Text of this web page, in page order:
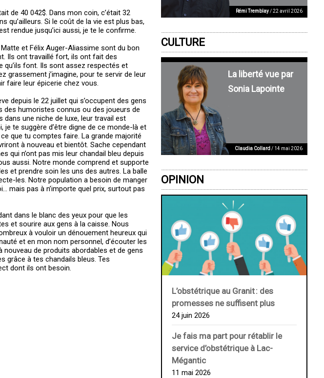
de 40 042$. Dans mon coin, c’était 32
qu’ailleurs. Si le coût de la vie est plus bas,
rendue jusqu’ici aussi, je te le confirme.
et Félix Auger-Aliassime sont du bon
Ils ont travaillé fort, ils ont fait des
qu’ils font. Ils sont assez respectés et
grassement j’imagine, pour te servir de leur
faire leur épicerie chez vous.
depuis le 22 juillet qui s’occupent des gens
des humoristes connus ou des joueurs de
dans une niche de luxe, leur travail est
te suggère d’être digne de ce monde-là et
que tu comptes faire. La grande majorité
à nouveau et bientôt. Sache cependant
qui n’ont pas mis leur chandail bleu depuis
aussi. Notre monde comprend et supporte
et prendre soin les uns des autres. La balle
les. Notre population a besoin de manger
mais pas à n’importe quel prix, surtout pas
dans le blanc des yeux pour que les
et sourire aux gens à la caisse. Nous
à vouloir un dénouement heureux qui
et en mon nom personnel, d’écouter les
de produits abordables et de gens
grâce à tes chandails bleus. Tes
dont ils ont besoin.
Rémi Tremblay/ 22 avril 2026
CULTURE
La liberté vue par
Sonia Lapointe
Claudia Collard/ 14 mai 2026
OPINION
L’obstétrique au ­Granit : des
promesses ne suffisent plus
24 juin 2026
Je fais ma part pour rétablir le
service d’obstétrique à Lac-
Mégantic
11 mai 2026